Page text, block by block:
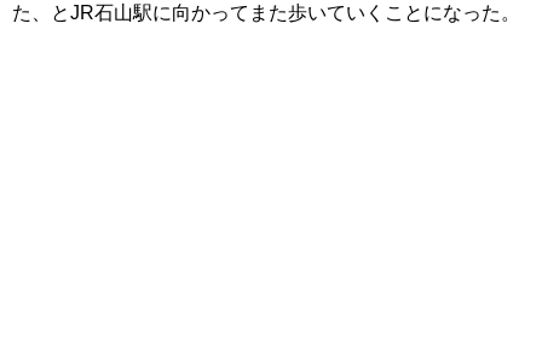
た、とJR石山駅に向かってまた歩いていくことになった。